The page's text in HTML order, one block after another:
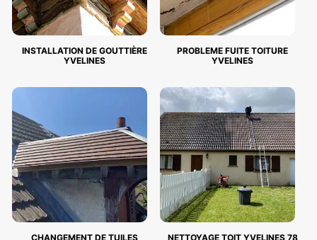
INSTALLATION DE GOUTTIÈRE
YVELINES
PROBLEME FUITE TOITURE
YVELINES
CHANGEMENT DE TUILES NETTOYAGE TOIT YVELINES 78